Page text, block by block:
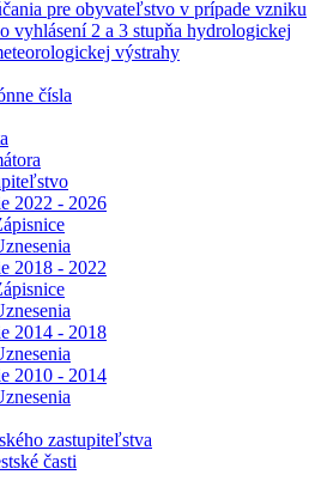
pre obyvateľstvo v prípade vzniku
vyhlásení 2 a 3 stupňa hydrologickej
výstrahy
čísla
2022 - 2026
2018 - 2022
2014 - 2018
2010 - 2014
zastupiteľstva
časti